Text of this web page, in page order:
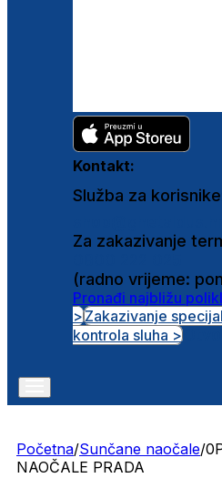
Kontakt:
Služba za
Za zakazivanje
(radno vrijeme:
Pronađi najbližu
>Zakazivanje
kontrola sluha >
Početna/Sunčane naočale/
NAOČALE PRADA